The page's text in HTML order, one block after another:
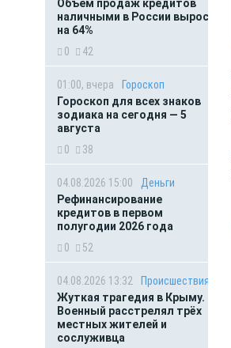
Объем продаж кредитов
наличными в России вырос
на 64%
0
42
01:00, вчера
Гороскоп
Гороскоп для всех знаков
зодиака на сегодня — 5
августа
0
38
04.08.2026 15:00
Деньги
Рефинансирование
кредитов в первом
полугодии 2026 года
0
52
04.08.2026 13:32
Происшествия
Жуткая трагедия в Крыму.
Военный расстрелял трёх
местных жителей и
сослуживца